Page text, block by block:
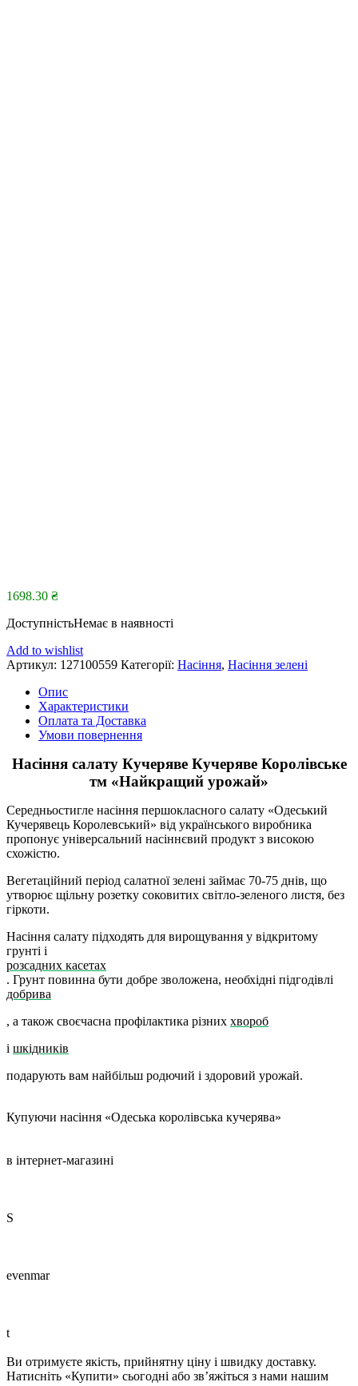
1698.30 ₴
ДоступністьНемає в наявності
Add to wishlist
Артикул: 127100559 Категорії: Насіння, Насіння зелені
Опис
Характеристики
Оплата та Доставка
Умови повернення
Насіння салату Кучеряве Кучеряве Королівське
тм «Найкращий урожай»
Середньостигле насіння першокласного салату «Одеський
Кучерявець Королевський» від українського виробника
пропонує універсальний насіннєвий продукт з високою
схожістю.
Вегетаційний період салатної зелені займає 70-75 днів, що
утворює щільну розетку соковитих світло-зеленого листя, без
гіркоти.
Насіння салату підходять для вирощування у відкритому
грунті і
розсадних касетах
. Грунт повинна бути добре зволожена, необхідні підгодівлі
добрива
, а також своєчасна профілактика різних хвороб
і шкідників
подарують вам найбільш родючий і здоровий урожай.
Купуючи насіння «Одеська королівська кучерява»
в інтернет-магазині
S
evenmar
t
Ви отримуєте якість, прийнятну ціну і швидку доставку.
Натисніть «Купити» сьогодні або зв’яжіться з нами нашим